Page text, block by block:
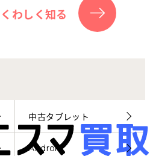
わしく知る
中古タブレット
Android